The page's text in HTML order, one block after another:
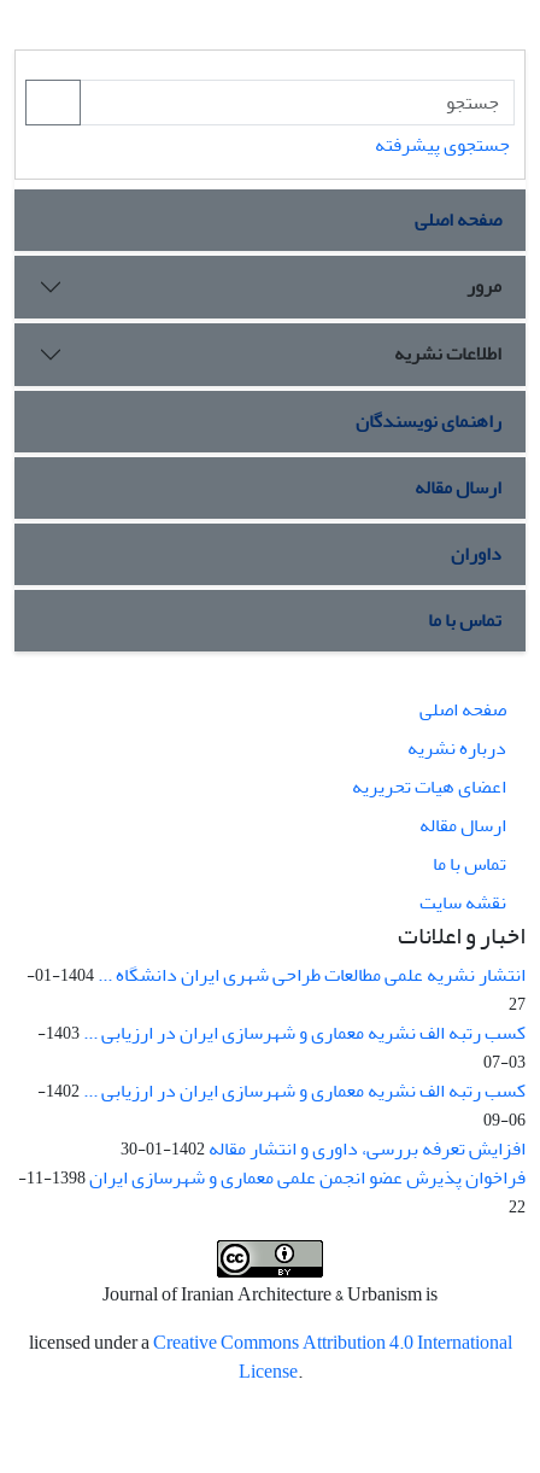
جستجوی پیشرفته
صفحه اصلی
مرور
اطلاعات نشریه
راهنمای نویسندگان
ارسال مقاله
داوران
تماس با ما
صفحه اصلی
درباره نشریه
اعضای هیات تحریریه
ارسال مقاله
تماس با ما
نقشه سایت
اخبار و اعلانات
انتشار نشریه علمی مطالعات طراحی شهری ایران دانشگاه ...
1404-01-
27
کسب رتبه الف نشریه معماری و شهرسازی ایران در ارزیابی ...
1403-
03-07
کسب رتبه الف نشریه معماری و شهرسازی ایران در ارزیابی ...
1402-
06-09
افزایش تعرفه بررسی، داوری و انتشار مقاله1402-01-30
فراخوان پذیرش عضو انجمن علمی معماری و شهرسازی ایران
1398-11-
22
Journal of Iranian Architecture & Urbanism is
licensed under aCreative Commons Attribution 4.0 International
License.